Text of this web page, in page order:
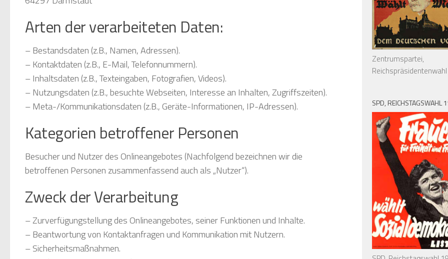
Arten der verarbeiteten Daten:
– Bestandsdaten (z.B., Namen, Adressen).
– Kontaktdaten (z.B., E-Mail, Telefonnummern).
– Inhaltsdaten (z.B., Texteingaben, Fotografien, Videos).
– Nutzungsdaten (z.B., besuchte Webseiten, Interesse an Inhalten, Zugriffszeiten).
– Meta-/Kommunikationsdaten (z.B., Geräte-Informationen, IP-Adressen).
Kategorien betroffener Personen
Besucher und Nutzer des Onlineangebotes (Nachfolgend bezeichnen wir die
betroffenen Personen zusammenfassend auch als „Nutzer“).
Zweck der Verarbeitung
– Zurverfügungstellung des Onlineangebotes, seiner Funktionen und Inhalte.
– Beantwortung von Kontaktanfragen und Kommunikation mit Nutzern.
– Sicherheitsmaßnahmen.
Zentrumspartei,
SPD, REICHSTAGSWAHL